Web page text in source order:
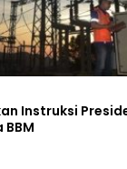
Instruksi